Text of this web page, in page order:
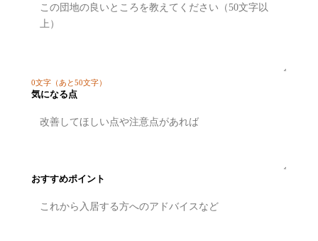
0文字 （あと50文字）
気になる点
おすすめポイント